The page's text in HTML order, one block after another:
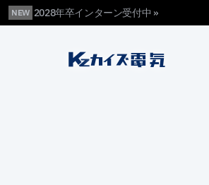
NEW 2028年卒インターン受付中 »
カイズ電気